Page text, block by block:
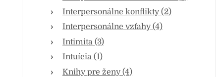
Interpersonálne konflikty (2)
Interpersonálne vzťahy (4)
Intimita (3)
Intuícia (1)
Knihy pre ženy (4)